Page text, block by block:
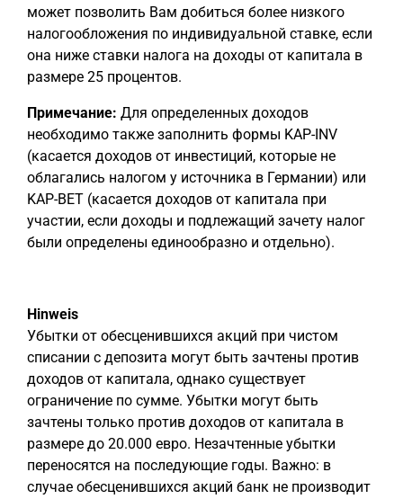
может позволить Вам добиться более низкого
налогообложения по индивидуальной ставке, если
она ниже ставки налога на доходы от капитала в
размере 25 процентов.
Примечание: Для определенных доходов
необходимо также заполнить формы KAP-INV
(касается доходов от инвестиций, которые не
облагались налогом у источника в Германии) или
KAP-BET (касается доходов от капитала при
участии, если доходы и подлежащий зачету налог
были определены единообразно и отдельно).
Hinweis
Убытки от обесценившихся акций при чистом
списании с депозита могут быть зачтены против
доходов от капитала, однако существует
ограничение по сумме. Убытки могут быть
зачтены только против доходов от капитала в
размере до 20.000 евро. Незачтенные убытки
переносятся на последующие годы. Важно: в
случае обесценившихся акций банк не производит